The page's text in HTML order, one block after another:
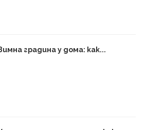
градина у дома: как...